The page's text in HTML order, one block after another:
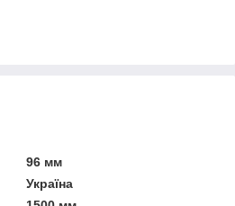
96 мм
Україна